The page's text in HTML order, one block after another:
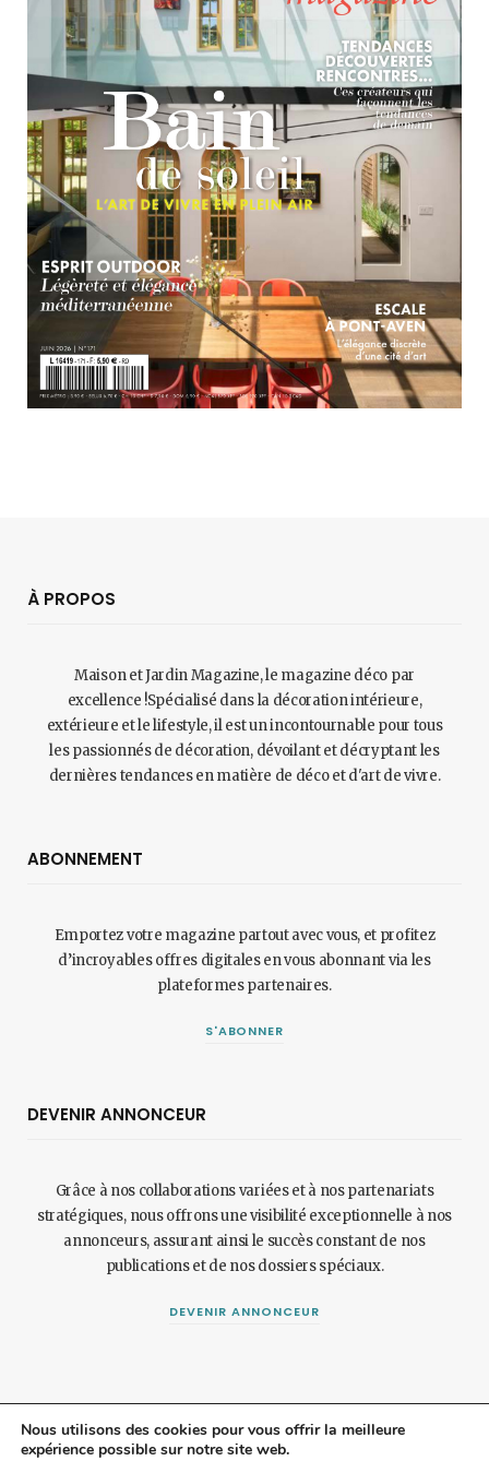
À PROPOS
Maison et Jardin Magazine, le magazine déco par
excellence !Spécialisé dans la décoration intérieure,
extérieure et le lifestyle, il est un incontournable pour tous
les passionnés de décoration, dévoilant et décryptant les
dernières tendances en matière de déco et d'art de vivre.
ABONNEMENT
Emportez votre magazine partout avec vous, et profitez
d’incroyables offres digitales en vous abonnant via les
plateformes partenaires.
S'ABONNER
DEVENIR ANNONCEUR
Grâce à nos collaborations variées et à nos partenariats
stratégiques, nous offrons une visibilité exceptionnelle à nos
annonceurs, assurant ainsi le succès constant de nos
publications et de nos dossiers spéciaux.
DEVENIR ANNONCEUR
Nous utilisons des cookies pour vous offrir la meilleure
expérience possible sur notre site web.